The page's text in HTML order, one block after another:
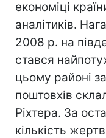
економіці
аналітиків.
2008 р. на
стався
цьому районі
поштовхів
Ріхтера. За
кількість